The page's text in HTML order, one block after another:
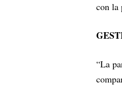
con la
“La